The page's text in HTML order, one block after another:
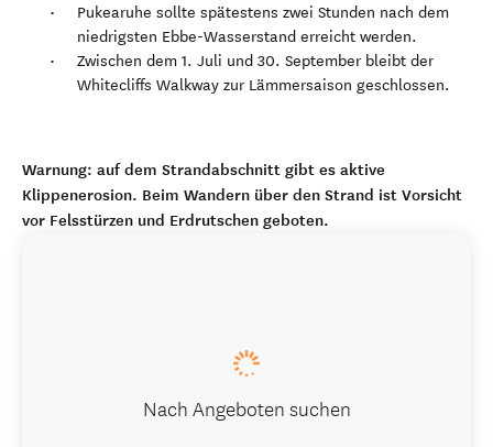
Pukearuhe sollte spätestens zwei Stunden nach dem
niedrigsten Ebbe-Wasserstand erreicht werden.
Zwischen dem 1. Juli und 30. September bleibt der
Whitecliffs Walkway zur Lämmersaison geschlossen.
Warnung: auf dem Strandabschnitt gibt es aktive
Klippenerosion. Beim Wandern über den Strand ist Vorsicht
vor Felsstürzen und Erdrutschen geboten.
Nach Angeboten suchen